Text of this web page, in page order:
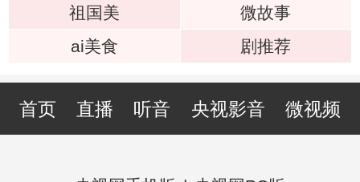
祖国美
微故事
ai美食
剧推荐
首页 直播 听音 央视影音 微视频